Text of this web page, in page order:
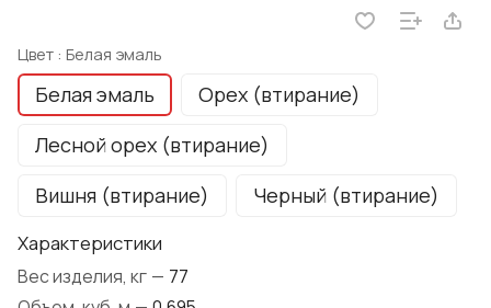
Цвет : Белая эмаль
Белая эмаль
Орех (втирание)
Лесной орех (втирание)
Вишня (втирание)
Черный (втирание)
Характеристики
Вес изделия, кг — 77